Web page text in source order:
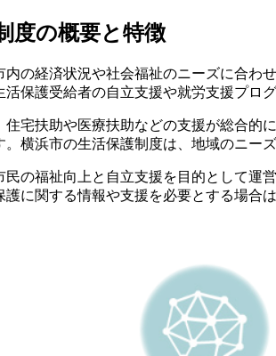
度の概要と特徴
の経済状況や社会福祉のニーズに合わ
保護受給者の自立支援や就労支援プロ
宅扶助や医療扶助などの支援が総合的
横浜市の生活保護制度は、地域のニー
の福祉向上と自立支援を目的として運
に関する情報や支援を必要とする場合